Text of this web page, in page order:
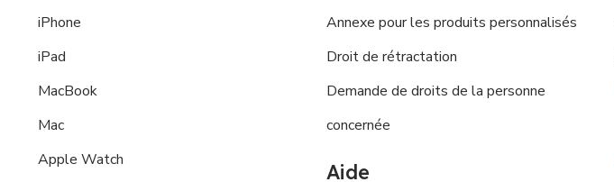
iPhone
iPad
MacBook
Mac
Apple Watch
Annexe pour les produits personnalisés
Droit de rétractation
Demande de droits de la personne
concernée
Aide